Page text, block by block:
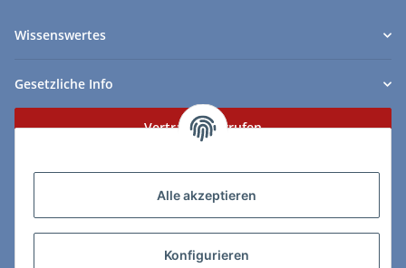
Alle akzeptieren
Konfigurieren
Wissenswertes
Gesetzliche Info
Vertrag widerrufen